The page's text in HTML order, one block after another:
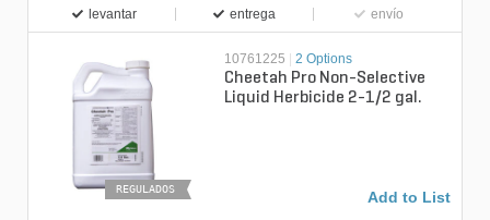
levantar entrega envío
REGULADOS
10761225 2 Options
Cheetah Pro Non-Selective
Liquid Herbicide 2-1/2 gal.
Add to List